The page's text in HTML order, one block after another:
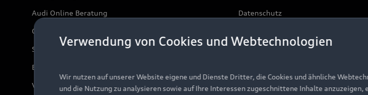
Verwendung von Cookies und Webtechnologien
Wir nutzen auf unserer Website eigene und Dienste Dritter, die Cookies und ähnliche
und die Nutzung zu analysieren sowie auf Ihre Interessen zugeschnittene Inhalte
Audi Online Beratung
Online-Terminvereinbarung
Servicekontakt
Bordbuch & Bedienungsanleitungen
Verträge kündigen
Datenschutz